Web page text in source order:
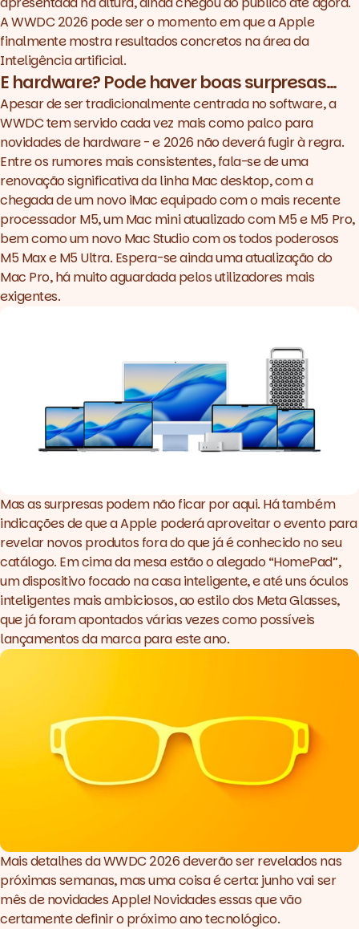
A WWDC 2026 pode ser o momento em que a Apple
finalmente mostra resultados concretos na área da
Inteligência artificial.
E hardware? Pode haver boas surpresas…
Apesar de ser tradicionalmente centrada no software, a
WWDC tem servido cada vez mais como palco para
novidades de hardware - e 2026 não deverá fugir à regra.
Entre os rumores mais consistentes, fala-se de uma
renovação significativa da linha Mac desktop, com a
chegada de um novo iMac equipado com o mais recente
processador M5, um Mac mini atualizado com M5 e M5 Pro,
bem como um novo Mac Studio com os todos poderosos
M5 Max e M5 Ultra. Espera-se ainda uma atualização do
Mac Pro, há muito aguardada pelos utilizadores mais
exigentes.
Mas as surpresas podem não ficar por aqui. Há também
indicações de que a Apple poderá aproveitar o evento para
revelar novos produtos fora do que já é conhecido no seu
catálogo. Em cima da mesa estão o alegado “HomePad”,
um dispositivo focado na casa inteligente, e até uns óculos
inteligentes mais ambiciosos, ao estilo dos Meta Glasses,
que já foram apontados várias vezes como possíveis
lançamentos da marca para este ano.
Mais detalhes da WWDC 2026 deverão ser revelados nas
próximas semanas, mas uma coisa é certa: junho vai ser
mês de novidades Apple! Novidades essas que vão
certamente definir o próximo ano tecnológico.